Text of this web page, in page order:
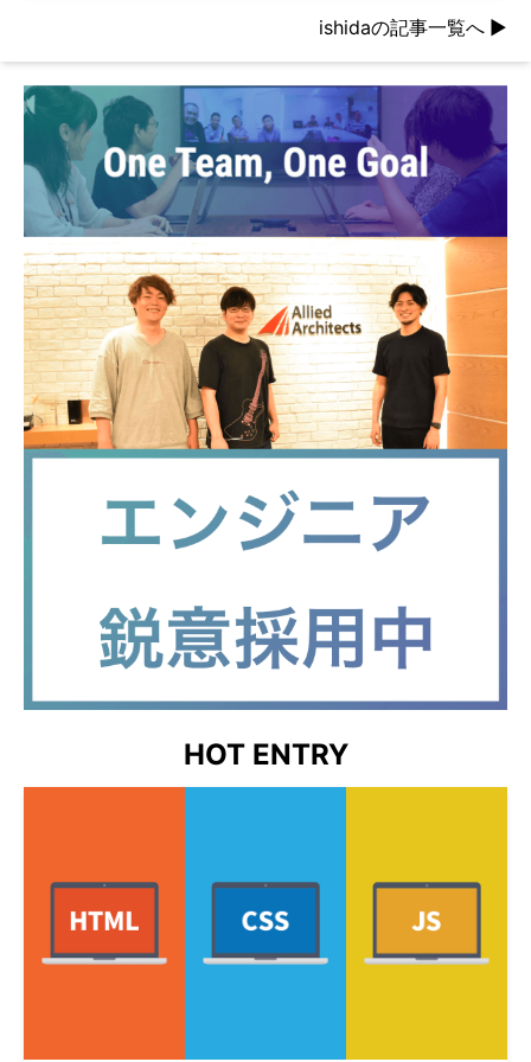
ishidaの記事一覧へ ▶︎
HOT ENTRY